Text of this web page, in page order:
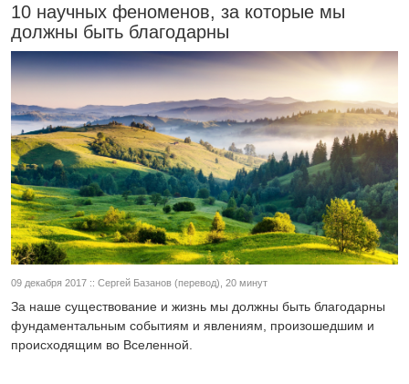
10 научных феноменов, за которые мы
должны быть благодарны
09 декабря 2017 :: Сергей Базанов (перевод), 20 минут
За наше существование и жизнь мы должны быть благодарны
фундаментальным событиям и явлениям, произошедшим и
происходящим во Вселенной.